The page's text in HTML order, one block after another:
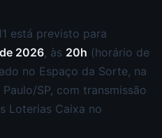
está previsto para
2026, às 20h (horário de
no Espaço da Sorte, na
SP, com transmissão
Loterias Caixa no